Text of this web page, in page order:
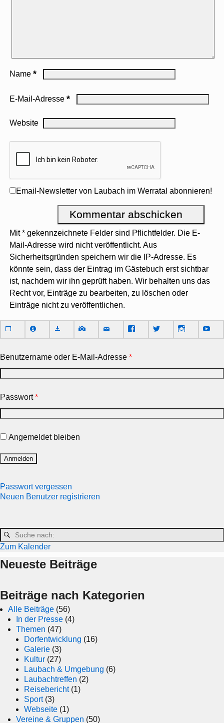
Name *
E-Mail-Adresse *
Website
Email-Newsletter von Laubach im Werratal abonnieren!
Mit * gekennzeichnete Felder sind Pflichtfelder. Die E-
Mail-Adresse wird nicht veröffentlicht. Aus
Sicherheitsgründen speichern wir die IP-Adresse. Es
könnte sein, dass der Eintrag im Gästebuch erst sichtbar
ist, nachdem wir ihn geprüft haben. Wir behalten uns das
Recht vor, Einträge zu bearbeiten, zu löschen oder
Einträge nicht zu veröffentlichen.
Benutzername oder E-Mail-Adresse *
Passwort*
Angemeldet bleiben
Passwort vergessen
Neuen Benutzer registrieren
Zum Kalender
Neueste Beiträge
Beiträge nach Kategorien
Alle Beiträge (56)
In der Presse (4)
Themen (47)
Dorfentwicklung (16)
Galerie (3)
Kultur (27)
Laubach & Umgebung (6)
Laubachtreffen (2)
Reisebericht(1)
Sport(3)
Webseite (1)
Vereine & Gruppen (50)